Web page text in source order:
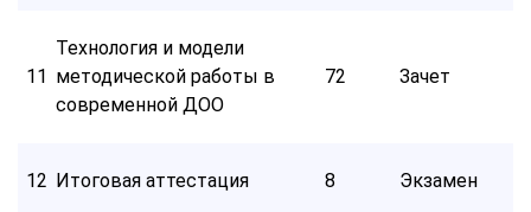
11
Технология и модели
методической работы в
современной ДОО
72 Зачет
12 Итоговая аттестация 8 Экзамен